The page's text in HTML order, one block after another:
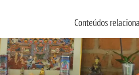
Conteúdos